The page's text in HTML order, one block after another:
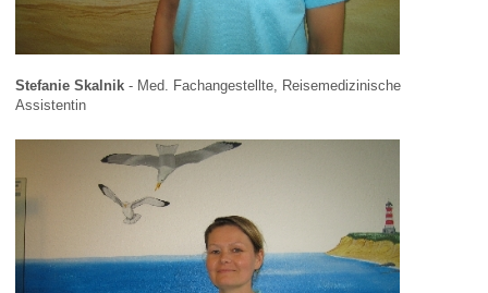
Stefanie Skalnik - Med. Fachangestellte, Reisemedizinische
Assistentin